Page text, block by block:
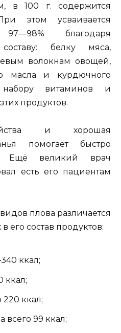
в 100 г. содержится
этом усваивается
благодаря
составу: белку мяса,
волокнам овощей,
масла и курдючного
витаминов и
продуктов.
и хорошая
помогает быстро
Ещё великий врач
есть его пациентам
плова различается
его состав продуктов:
ккал;
ккал;
ккал;
всего 99 ккал;